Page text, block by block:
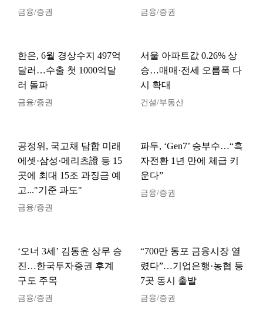
금융/증권 금융/증권
한은, 6월 경상수지 497억
달러…수출 첫 1000억달
러 돌파
금융/증권
서울 아파트값 0.26% 상
승…매매·전세 오름폭 다
시 확대
건설/부동산
공정위, 국고채 담합 미래
에셋·삼성·메리츠證 등 15
곳에 최대 15조 과징금 예
고..."기준 과도"
금융/증권
파두, ‘Gen7’ 승부수…“흑
자전환 1년 만에 체급 키
운다”
금융/증권
‘오너 3세’ 김동윤 상무 승
진…한국투자증권 후계
구도 주목
금융/증권
“700만 동포 금융시장 열
렸다”…기업은행·농협 등
7곳 동시 출발
금융/증권